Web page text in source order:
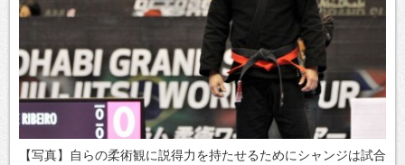
【写真】自らの柔術観に説得力を持たせるためにシャンジは試合